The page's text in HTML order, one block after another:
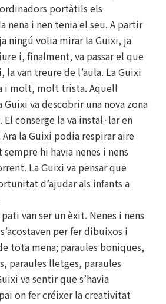
portàtils els
nena i nen tenia el seu. A partir
ningú volia mirar la Guixi, ja
i, finalment, va passar el que
la van treure de l’aula. La Guixi
i molt, molt trista. Aquell
va descobrir una nova zona
El conserge la va instal·lar en
la Guixi podia respirar aire
hi havia nenes i nens
La Guixi va pensar que
d’ajudar als infants a
van ser un èxit. Nenes i nens
per fer dibuixos i
tota mena; paraules boniques,
paraules lletges, paraules
va sentir que s’havia
on fer créixer la creativitat